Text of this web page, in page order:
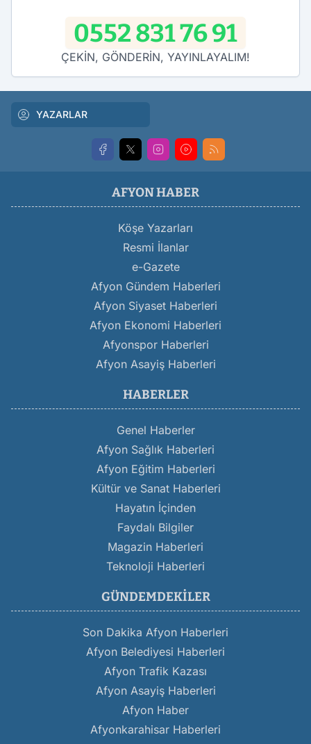
0552 831 76 91
ÇEKİN, GÖNDERİN, YAYINLAYALIM!
YAZARLAR
AFYON HABER
Köşe Yazarları
Resmi İlanlar
e-Gazete
Afyon Gündem Haberleri
Afyon Siyaset Haberleri
Afyon Ekonomi Haberleri
Afyonspor Haberleri
Afyon Asayiş Haberleri
HABERLER
Genel Haberler
Afyon Sağlık Haberleri
Afyon Eğitim Haberleri
Kültür ve Sanat Haberleri
Hayatın İçinden
Faydalı Bilgiler
Magazin Haberleri
Teknoloji Haberleri
GÜNDEMDEKILER
Son Dakika Afyon Haberleri
Afyon Belediyesi Haberleri
Afyon Trafik Kazası
Afyon Asayiş Haberleri
Afyon Haber
Afyonkarahisar Haberleri